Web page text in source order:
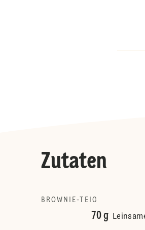
Zutaten
BROWNIE-TEIG
70 g